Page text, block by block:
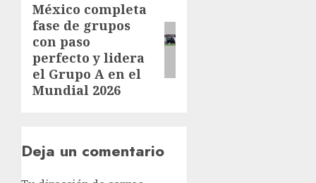
México completa
fase de grupos
con paso
perfecto y lidera
el Grupo A en el
Mundial 2026
Deja un comentario